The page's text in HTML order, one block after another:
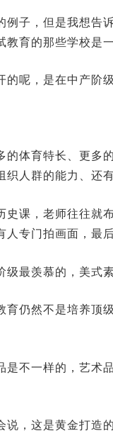
例子，但是我想告
教育的那些学校是
呢，是在中产阶级
的体育特长、更多
织人群的能力、还
史课，老师往往就
专门拍画面，最
最羡慕的，美式
育仍然不是培养顶
是不一样的，艺术
说，这是黄金打